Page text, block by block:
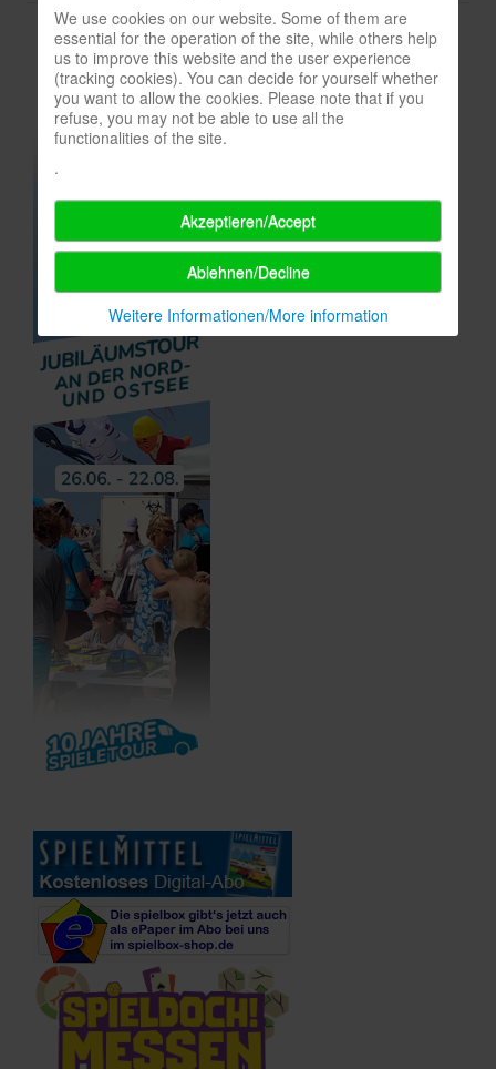
Anfang Vorherige 1 2 3 4 5 6 7 Nächste Ende
We use cookies on our website. Some of them are
essential for the operation of the site, while others help
us to improve this website and the user experience
(tracking cookies). You can decide for yourself whether
you want to allow the cookies. Please note that if you
refuse, you may not be able to use all the
functionalities of the site.
.
Akzeptieren/Accept
Ablehnen/Decline
Weitere Informationen/More information